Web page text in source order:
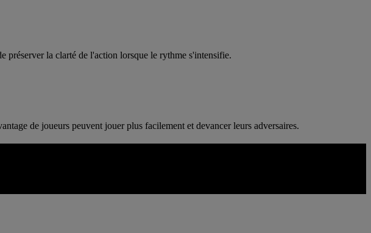
préserver la clarté de l'action lorsque le rythme s'intensifie.
de joueurs peuvent jouer plus facilement et devancer leurs adversaires.